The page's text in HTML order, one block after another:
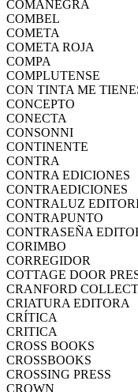
COMANEGRA
COMBEL
COMETA
COMETA ROJA
COMPA
COMPLUTENSE
CON TINTA ME
CONCEPTO
CONECTA
CONSONNI
CONTINENTE
CONTRA
CONTRA EDICIONES
CONTRAEDICIONES
CONTRALUZ
CONTRAPUNTO
CONTRASEÑA
CORIMBO
CORREGIDOR
COTTAGE DOOR
CRANFORD
CRIATURA EDITORA
CRÍTICA
CRITICA
CROSS BOOKS
CROSSBOOKS
CROSSING PRESS
CROWN